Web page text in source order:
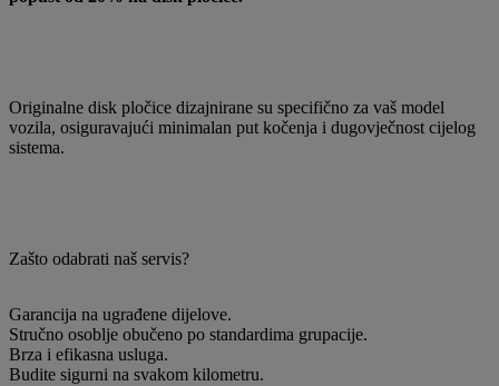
Originalne disk pločice dizajnirane su specifično za vaš model
vozila, osiguravajući minimalan put kočenja i dugovječnost cijelog
sistema.
Zašto odabrati naš servis?
Garancija na ugrađene dijelove.
Stručno osoblje obučeno po standardima grupacije.
Brza i efikasna usluga.
Budite sigurni na svakom kilometru.